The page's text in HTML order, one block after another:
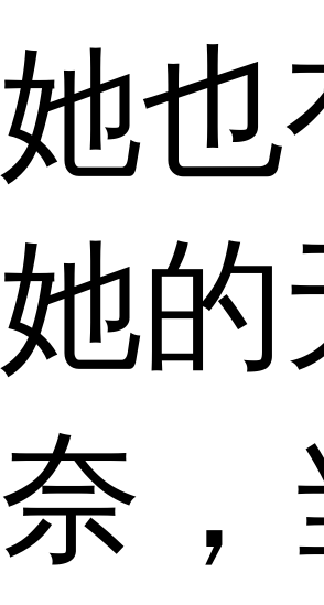
她也
她的
奈，